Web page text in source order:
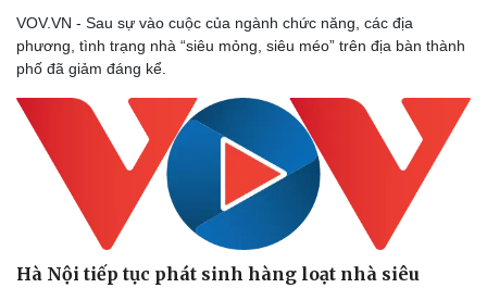
Văn hóa
Sân khấu - Điện ảnh
Âm nhạc
Di sản
Giải trí
Sao Việt
VOV.VN - Sau sự vào cuộc của ngành chức năng, các địa
phương, tình trạng nhà “siêu mỏng, siêu méo” trên địa bàn thành
phố đã giảm đáng kể.
Hà Nội tiếp tục phát sinh hàng loạt nhà siêu